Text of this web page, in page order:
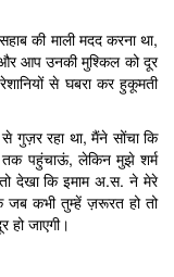
की माली मदद करना था,
आप उनकी मुश्किल को दूर
से घबरा कर हुकूमती
गुज़र रहा था, मैंने सोंचा कि
पहुंचाऊं, लेकिन मुझे शर्म
देखा कि इमाम अ.स. ने मेरे
जब कभी तुम्हें ज़रूरत हो तो
हो जाएगी।